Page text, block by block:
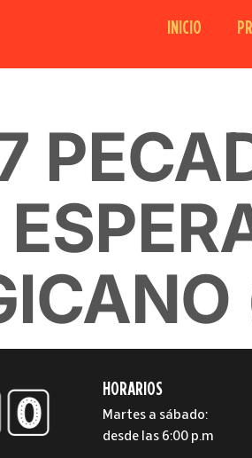
INICIO
HORARIOS
Martes a sábado:
desde las 6:00 p.m